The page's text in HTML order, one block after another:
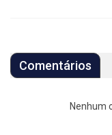
Comentários
Nenhum